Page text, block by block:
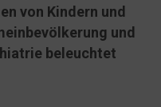
von Kindern und
und
beleuchtet